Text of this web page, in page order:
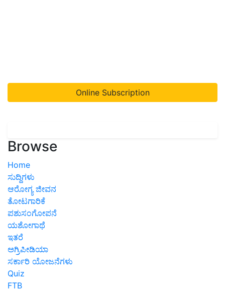
Online Subscription
Browse
Home
ಸುದ್ದಿಗಳು
ಆರೋಗ್ಯ ಜೀವನ
ತೋಟಗಾರಿಕೆ
ಪಶುಸಂಗೋಪನೆ
ಯಶೋಗಾಥೆ
ಇತರೆ
ಅಗ್ರಿಪೀಡಿಯಾ
ಸರ್ಕಾರಿ ಯೋಜನೆಗಳು
Quiz
FTB